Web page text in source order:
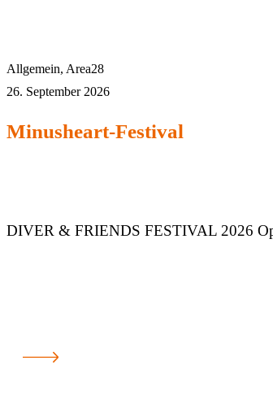
Allgemein, Area28
26. September 2026
Minusheart-Festival
DIVER & FRIENDS FESTIVAL 2026